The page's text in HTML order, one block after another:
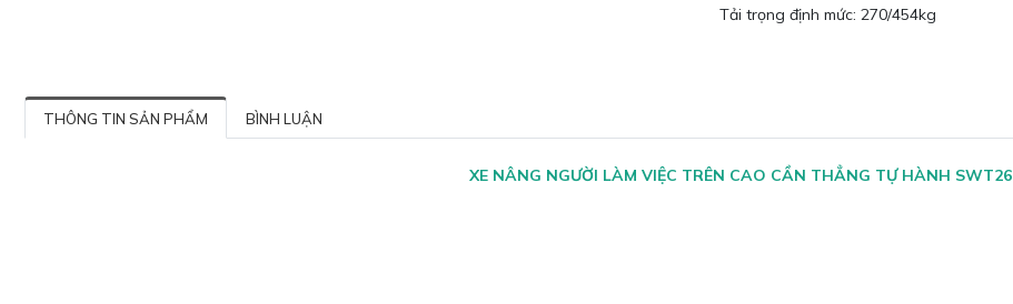
Tải trọng định mức: 270/454kg
THÔNG TIN SẢN PHẨM BÌNH LUẬN
XE NÂNG NGƯỜI LÀM VIỆC TRÊN CAO CẦN THẲNG TỰ HÀNH SWT26